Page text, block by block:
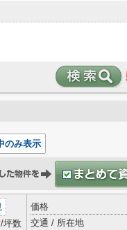
のみ表示
坪数
価格
交通 / 所在地